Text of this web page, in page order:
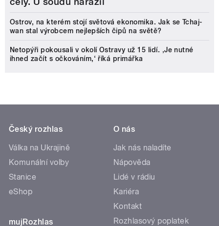
Ostrov, na kterém stojí světová ekonomika. Jak se Tchaj-
wan stal výrobcem nejlepších čipů na světě?
Netopýři pokousali v okolí Ostravy už 15 lidí. ‚Je nutné
ihned začít s očkováním,‘ říká primářka
Český rozhlas
Válka na Ukrajině
Komunální volby
Stanice
eShop
mujRozhlas
O nás
Jak nás naladíte
Nápověda
Lidé v rádiu
Kariéra
Kontakt
Rozhlasový poplatek